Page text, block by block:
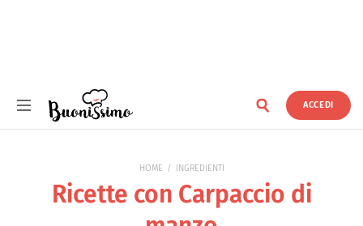
ACCEDI
HOME INGREDIENTI
Ricette con Carpaccio di